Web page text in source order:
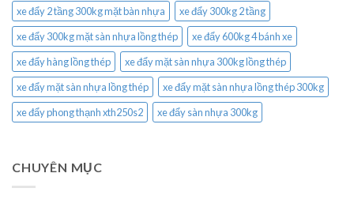
xe đẩy 2 tầng 300kg mặt bàn nhựa
xe đẩy 300kg 2 tầng
xe đẩy 300kg mặt sàn nhựa lồng thép
xe đẩy 600kg 4 bánh xe
xe đẩy hàng lồng thép
xe đẩy mặt sàn nhựa 300kg lồng thép
xe đẩy mặt sàn nhựa lồng thép
xe đẩy mặt sàn nhựa lồng thép 300kg
xe đẩy phong thạnh xth250s2
xe đẩy sàn nhựa 300kg
CHUYÊN MỤC